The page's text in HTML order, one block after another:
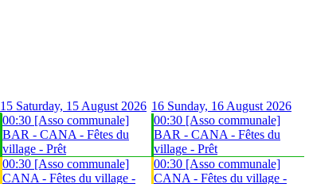
15 Saturday, 15 August 2026
00:30 [Asso communale]
BAR - CANA - Fêtes du
village - Prêt
00:30 [Asso communale]
CANA - Fêtes du village -
16 Sunday, 16 August 2026
00:30 [Asso communale]
BAR - CANA - Fêtes du
village - Prêt
00:30 [Asso communale]
CANA - Fêtes du village -